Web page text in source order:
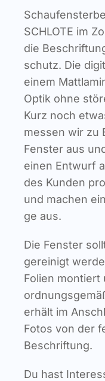
Infor­ma­ti­ves
Maga­zin
SCHLOTE im
die
schutz. Die
einem
Optik ohne
Kurz noch
mes­sen wir zu
Fens­ter aus
einen Ent­wurf
des Kun­den
und machen
ge aus.
Die Fens­ter
gerei­nigt
Foli­en mon­tiert
erhält im
Fotos von der
Beschriftung.
Du hast